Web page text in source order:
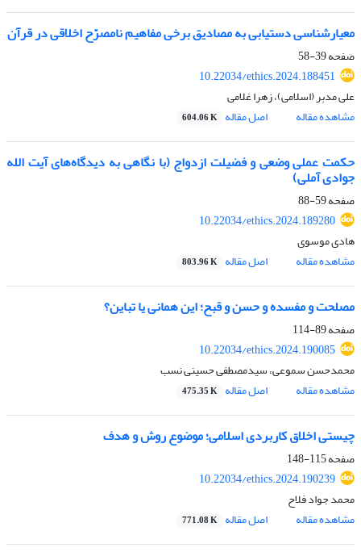
معیارشناسی دستیابی به مصادیق برخی مفاهیم نامصرّح اخلاقی در قرآن
صفحه39-58
10.22034/ethics.2024.188451
علی مدبر (اسلامی)، زهرا غلامی
مشاهده مقاله
اصل مقاله 604.06 K
حکمت عملی وضعی و فضیلت ازدواج (با نگاهی به دیدگاه‌های آیت الله
جوادی آملی)
صفحه59-88
10.22034/ethics.2024.189280
هادی موسوی
مشاهده مقاله
اصل مقاله 803.96 K
مصلحت و مفسده و حسن و قبح؛ این همانی یا تباین؟
صفحه89-114
10.22034/ethics.2024.190085
محمدحسن سموعی، سیدمصطفی حسینی نسب
مشاهده مقاله
اصل مقاله 475.35 K
چیستی اخلاق کاربردی اسلامی؛ موضوع روش و هدف
صفحه115-148
10.22034/ethics.2024.190239
محمد جواد فلاح
مشاهده مقاله
اصل مقاله 771.08 K